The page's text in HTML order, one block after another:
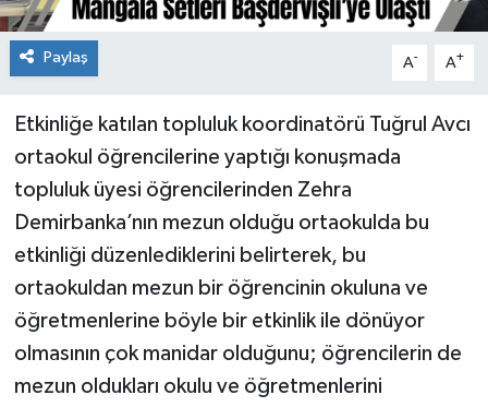
Paylaş A- A+
Etkinliğe katılan topluluk koordinatörü Tuğrul Avcı
ortaokul öğrencilerine yaptığı konuşmada
topluluk üyesi öğrencilerinden Zehra
Demirbanka’nın mezun olduğu ortaokulda bu
etkinliği düzenlediklerini belirterek, bu
ortaokuldan mezun bir öğrencinin okuluna ve
öğretmenlerine böyle bir etkinlik ile dönüyor
olmasının çok manidar olduğunu; öğrencilerin de
mezun oldukları okulu ve öğretmenlerini